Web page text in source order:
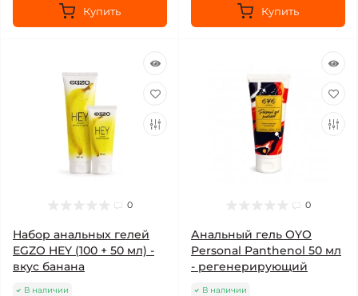
Купить Купить
0
Набор анальных гелей
EGZO HEY (100 + 50 мл) -
вкус банана
В наличии
0
Анальный гель OYO
Personal Panthenol 50 мл
- регенерирующий
В наличии